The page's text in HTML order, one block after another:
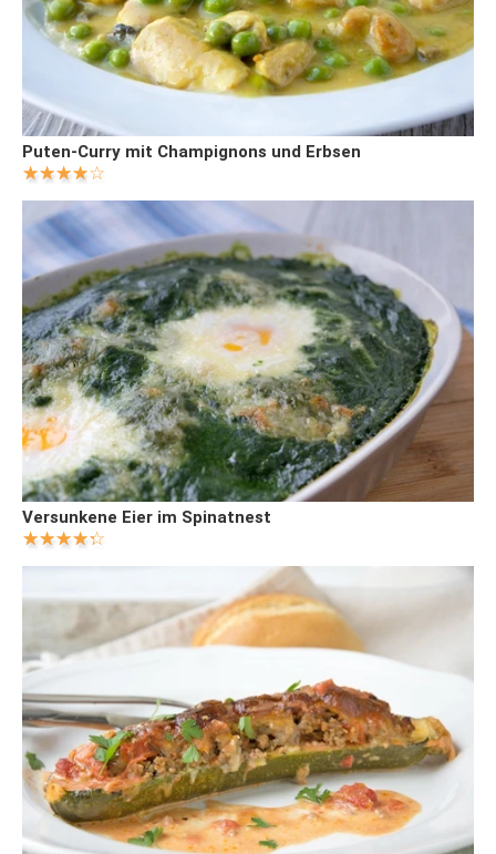
Puten-Curry mit Champignons und Erbsen
Versunkene Eier im Spinatnest